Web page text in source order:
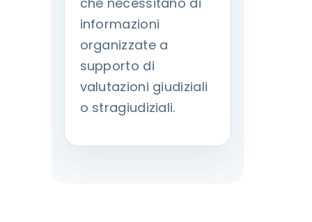
informazioni
organizzate a
supporto di
valutazioni giudiziali
o stragiudiziali.